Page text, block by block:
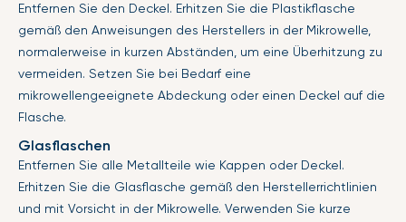
Entfernen Sie den Deckel. Erhitzen Sie die Plastikflasche
gemäß den Anweisungen des Herstellers in der Mikrowelle,
normalerweise in kurzen Abständen, um eine Überhitzung zu
vermeiden. Setzen Sie bei Bedarf eine
mikrowellengeeignete Abdeckung oder einen Deckel auf die
Flasche.
Glasflaschen
Entfernen Sie alle Metallteile wie Kappen oder Deckel.
Erhitzen Sie die Glasflasche gemäß den Herstellerrichtlinien
und mit Vorsicht in der Mikrowelle. Verwenden Sie kurze